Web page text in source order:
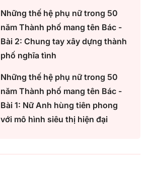
Những thế hệ phụ nữ trong 50
năm Thành phố mang tên Bác -
Bài 2: Chung tay xây dựng thành
phố nghĩa tình
Những thế hệ phụ nữ trong 50
năm Thành phố mang tên Bác -
Bài 1: Nữ Anh hùng tiên phong
với mô hình siêu thị hiện đại